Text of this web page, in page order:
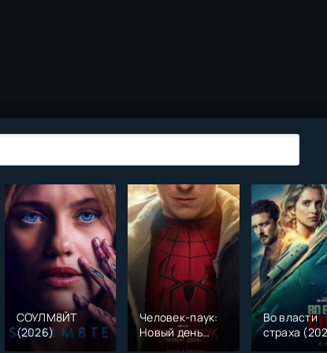
СОУЛМ8ЙТ
(2026)
Человек-паук:
Новый день
(2026)
Во власти
страха